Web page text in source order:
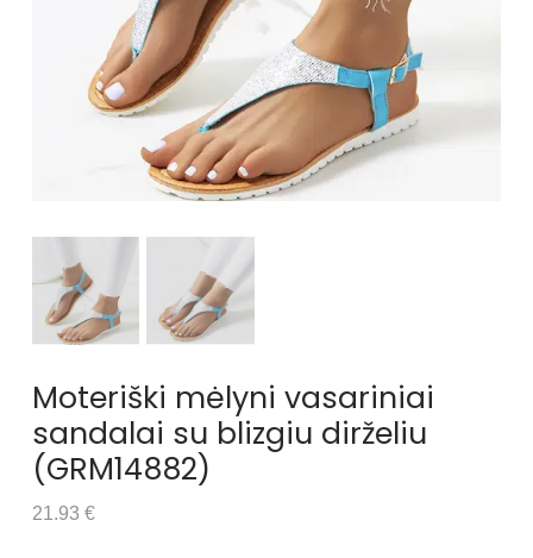
Moteriški mėlyni vasariniai
sandalai su blizgiu dirželiu
(GRM14882)
21.93 €